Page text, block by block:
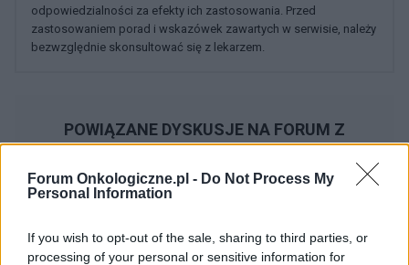
Forum Onkologiczne.pl - Do Not Process My
Personal Information
If you wish to opt-out of the sale, sharing to third parties, or
processing of your personal or sensitive information for
odpowiedzialności za efekty ich zastosowania. Przed
zastosowaniem porad i wskazówek zawartych w serwisie, należy
bezwzględnie skonsultować się z lekarzem.
POWIĄZANE DYSKUSJE NA FORUM Z